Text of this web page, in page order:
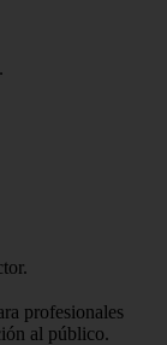
profesionales
al público.